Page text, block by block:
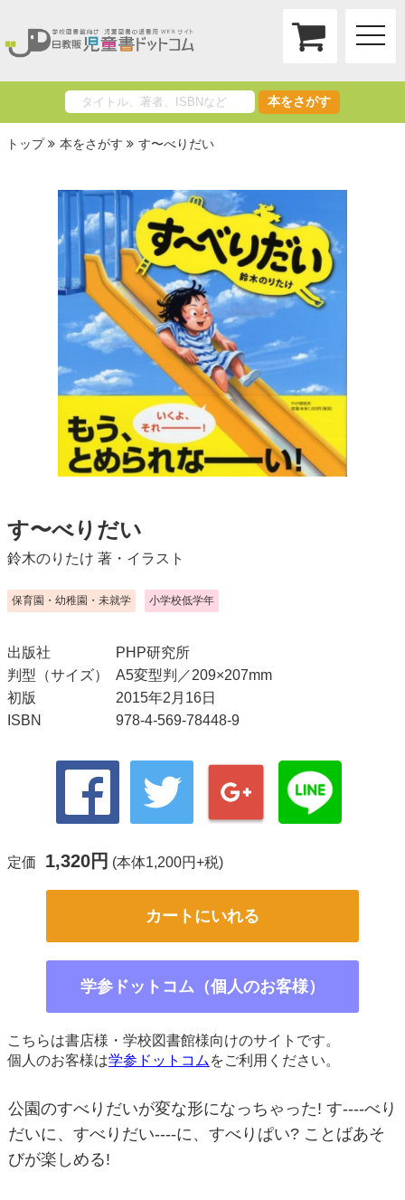
toggle
本をさがす
トップ 本をさがす す〜べりだい
す〜べりだい
鈴木のりたけ 著・イラスト
保育園・幼稚園・未就学 小学校低学年
出版社
PHP研究所
判型（サイズ）
A5変型判／209×207mm
初版
2015年2月16日
ISBN
978-4-569-78448-9
定価 1,320円 (本体1,200円+税)
カートにいれる
学参ドットコム（個人のお客様）
こちらは書店様・学校図書館様向けのサイトです。
個人のお客様は学参ドットコム をご利用ください。
公園のすべりだいが変な形になっちゃった! す----べり
だいに、すべりだい----に、すべりぱい? ことばあそ
びが楽しめる!